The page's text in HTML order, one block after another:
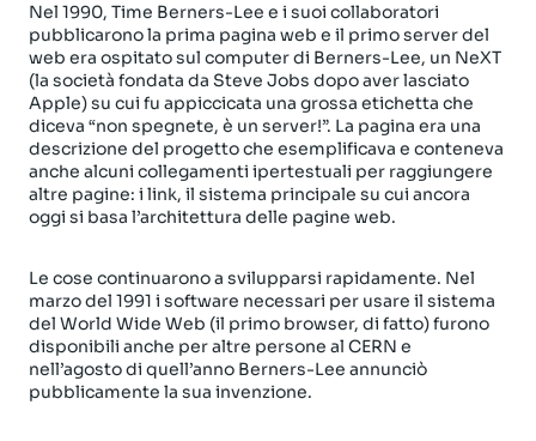
Nel 1990, Time Berners-Lee e i suoi collaboratori
pubblicarono la prima pagina web e il primo server del
web era ospitato sul computer di Berners-Lee, un NeXT
(la società fondata da Steve Jobs dopo aver lasciato
Apple) su cui fu appiccicata una grossa etichetta che
diceva “non spegnete, è un server!”. La pagina era una
descrizione del progetto che esemplificava e conteneva
anche alcuni collegamenti ipertestuali per raggiungere
altre pagine: i link, il sistema principale su cui ancora
oggi si basa l’architettura delle pagine web.
Le cose continuarono a svilupparsi rapidamente. Nel
marzo del 1991 i software necessari per usare il sistema
del World Wide Web (il primo browser, di fatto) furono
disponibili anche per altre persone al CERN e
nell’agosto di quell’anno Berners-Lee annunciò
pubblicamente la sua invenzione.